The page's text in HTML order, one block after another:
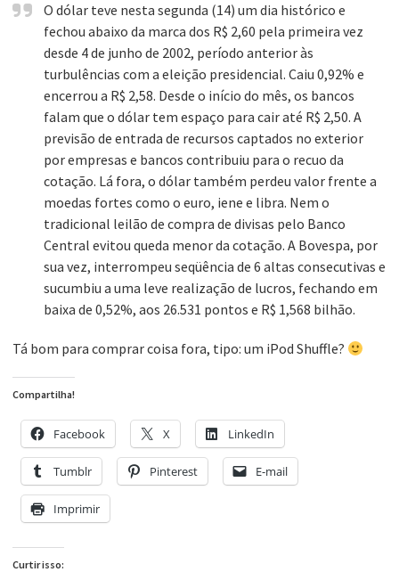
O dólar teve nesta segunda (14) um dia histórico e
fechou abaixo da marca dos R$ 2,60 pela primeira vez
desde 4 de junho de 2002, período anterior às
turbulências com a eleição presidencial. Caiu 0,92% e
encerrou a R$ 2,58. Desde o início do mês, os bancos
falam que o dólar tem espaço para cair até R$ 2,50. A
previsão de entrada de recursos captados no exterior
por empresas e bancos contribuiu para o recuo da
cotação. Lá fora, o dólar também perdeu valor frente a
moedas fortes como o euro, iene e libra. Nem o
tradicional leilão de compra de divisas pelo Banco
Central evitou queda menor da cotação. A Bovespa, por
sua vez, interrompeu seqüência de 6 altas consecutivas e
sucumbiu a uma leve realização de lucros, fechando em
baixa de 0,52%, aos 26.531 pontos e R$ 1,568 bilhão.
Tá bom para comprar coisa fora, tipo: um iPod Shuffle?
Compartilha!
Facebook X LinkedIn
Tumblr Pinterest E-mail
Imprimir
Curtir isso: